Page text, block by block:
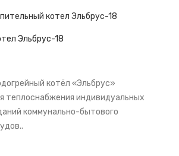
Эльбрус-18
котёл «Эльбрус»
теплоснабжения индивидуальных
коммунально-бытового